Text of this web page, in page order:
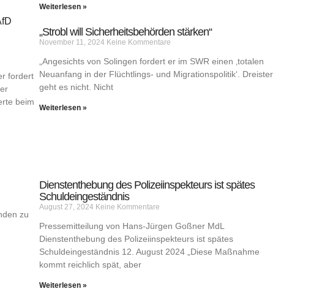
Weiterlesen »
fordert
beim
„Strobl will Sicherheitsbehörden stärken“
November 11, 2024 Keine Kommentare
„Angesichts von Solingen fordert er im SWR einen ‚totalen
Neuanfang in der Flüchtlings- und Migrationspolitik‘. Dreister
geht es nicht. Nicht
Weiterlesen »
zu
Dienstenthebung des Polizeiinspekteurs ist spätes
Schuldeingeständnis
August 27, 2024 Keine Kommentare
Pressemitteilung von Hans-Jürgen Goßner MdL
Dienstenthebung des Polizeiinspekteurs ist spätes
Schuldeingeständnis 12. August 2024 „Diese Maßnahme
kommt reichlich spät, aber
Weiterlesen »